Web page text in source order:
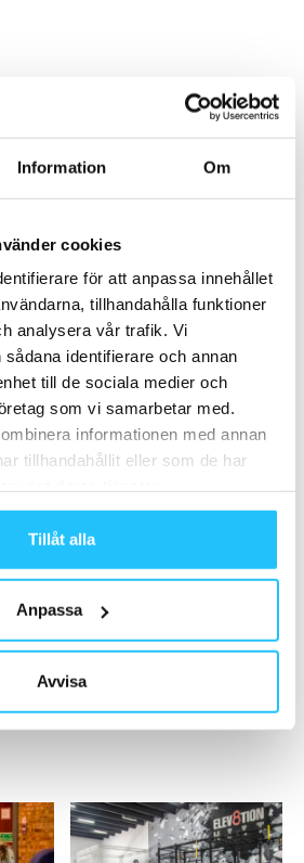
Information Om
cookies
för att anpassa innehållet
tillhandahålla funktioner
analysera vår trafik. Vi
identifierare och annan
till de sociala medier och
som vi samarbetar med.
informationen med annan
tillhandahållit eller som de har
Tillåt alla
Anpassa
Avvisa
- Annons -
🧡 Wondr
28
lanserar Aqua Float – en ny
på vatten
01
Team Training – funktionell träning
helt nytt sätt!
20:e träningsklubb
21